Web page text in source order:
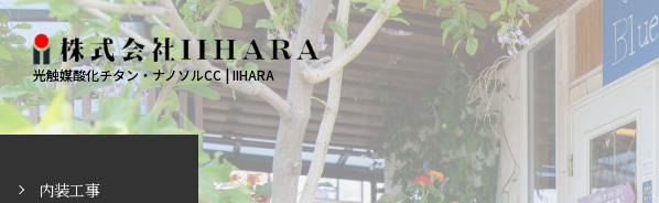
光触媒酸化チタン・ナノソルCC | IIHARA
内装工事